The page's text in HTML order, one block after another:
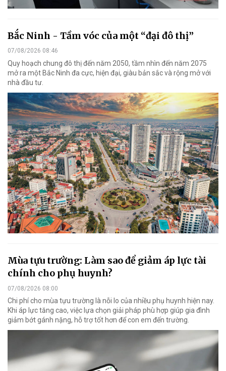
Bắc Ninh - Tầm vóc của một “đại đô thị”
07/08/2026 08:46
Quy hoạch chung đô thị đến năm 2050, tầm nhìn đến năm 2075
mở ra một Bắc Ninh đa cực, hiện đại, giàu bản sắc và rộng mở với
nhà đầu tư.
Mùa tựu trường: Làm sao để giảm áp lực tài
chính cho phụ huynh?
07/08/2026 08:00
Chi phí cho mùa tựu trường là nỗi lo của nhiều phụ huynh hiện nay.
Khi áp lực tăng cao, việc lựa chọn giải pháp phù hợp giúp gia đình
giảm bớt gánh nặng, hỗ trợ tốt hơn để con em đến trường.